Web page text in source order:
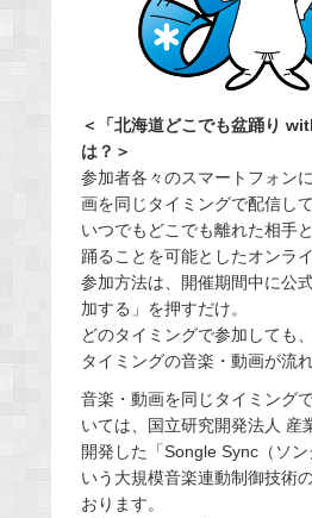
＜「北海道どこでも盆踊り
は？＞
参加者各々のスマートフォン
画を同じタイミングで配信し
いつでもどこでも離れた相手
踊ることを可能としたオンラ
参加方法は、開催期間中に公
加する」を押すだけ。
どのタイミングで参加しても
タイミングの音楽・動画が流
音楽・動画を同じタイミング
いては、国立研究開発法人 産
開発した「Songle Sync（ソ
いう大規模音楽連動制御技術
おります。